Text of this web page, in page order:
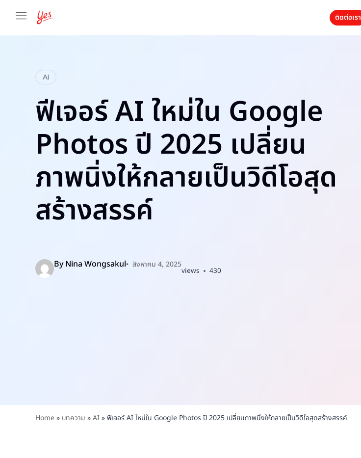
ติดต่อเรา
AI
ฟีเจอร์ AI ใหม่ใน Google
Photos ปี 2025 เปลี่ยน
ภาพนิ่งให้กลายเป็นวิดีโอสุด
สร้างสรรค์
ByNina Wongsakul สิงหาคม 4, 2025
views 430
Home» บทความ »AI »ฟีเจอร์ AI ใหม่ใน Google Photos ปี 2025 เปลี่ยนภาพนิ่งให้กลายเป็นวิดีโอสุดสร้างสรรค์